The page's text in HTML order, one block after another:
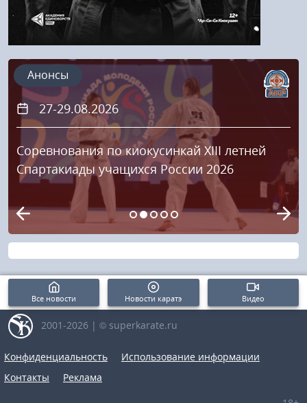
27-29.08.2026
Соревнования по киокусинкай XIII летней
Спартакиады учащихся России 2026
Анонсы
Все новости Новости каратэ Видео
2001-2026 | © superkarate.ru
Конфиденциальность
Использование информации
Контакты
Реклама